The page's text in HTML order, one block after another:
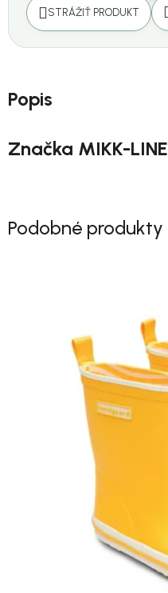
STRÁŽIŤ PRODUKT
Popis
Značka MIKK-LINE
Podobné produkty